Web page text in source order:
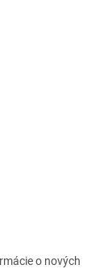
o nových